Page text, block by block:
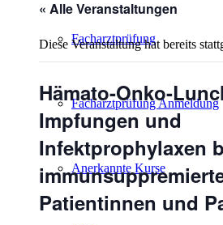
Facharztprüfung
Facharztprüfung Anmeldung
Anerkannte Kurse
« Alle Veranstaltungen
Diese Veranstaltung hat bereits
Hämato-Onko-
Impfungen und
Infektprophylaxen
Patientinnen und